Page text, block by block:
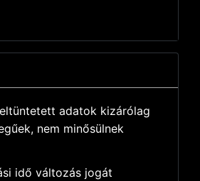
adatok kizárólag
nem minősülnek
idő változás jogát